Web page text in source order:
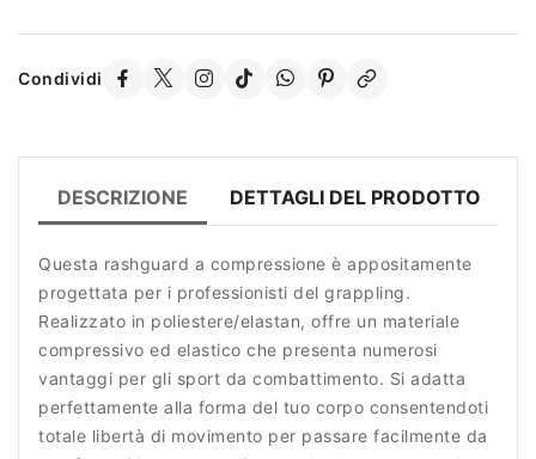
Condividi
DESCRIZIONE DETTAGLI DEL PRODOTTO
Questa rashguard a compressione è appositamente
progettata per i professionisti del grappling.
Realizzato in poliestere/elastan, offre un materiale
compressivo ed elastico che presenta numerosi
vantaggi per gli sport da combattimento. Si adatta
perfettamente alla forma del tuo corpo consentendoti
totale libertà di movimento per passare facilmente da